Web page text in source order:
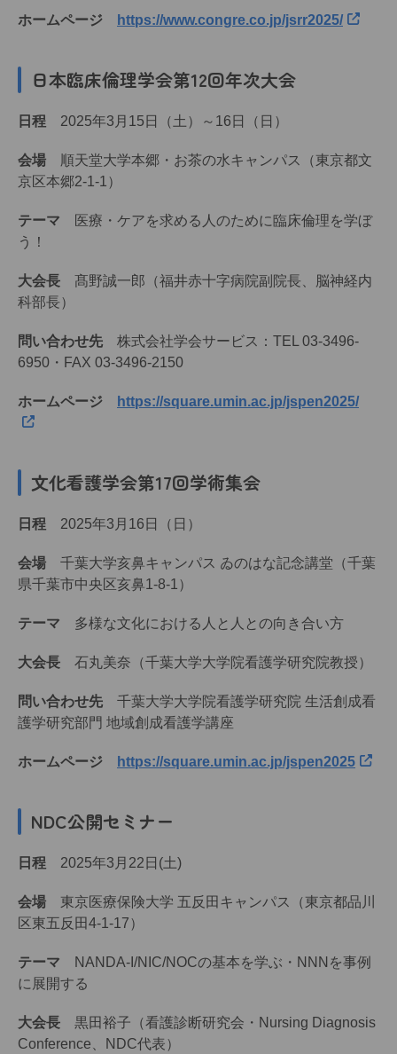
ホームページ https://www.congre.co.jp/jsrr2025/
日本臨床倫理学会第12回年次大会
日程 2025年3月15日（土）～16日（日）
会場 順天堂大学本郷・お茶の水キャンパス（東京都文
京区本郷2-1-1）
テーマ 医療・ケアを求める人のために臨床倫理を学ぼ
う！
大会長 髙野誠一郎（福井赤十字病院副院長、脳神経内
科部長）
問い合わせ先 株式会社学会サービス：TEL 03-3496-
6950・FAX 03-3496-2150
ホームページ https://square.umin.ac.jp/jspen2025/
文化看護学会第17回学術集会
日程 2025年3月16日（日）
会場 千葉大学亥鼻キャンパス ゐのはな記念講堂（千葉
県千葉市中央区亥鼻1-8-1）
テーマ 多様な文化における人と人との向き合い方
大会長 石丸美奈（千葉大学大学院看護学研究院教授）
問い合わせ先 千葉大学大学院看護学研究院 生活創成看
護学研究部門 地域創成看護学講座
ホームページ https://square.umin.ac.jp/jspen2025
NDC公開セミナー
日程 2025年3月22日(土)
会場 東京医療保険大学 五反田キャンパス（東京都品川
区東五反田4-1-17）
テーマ NANDA-I/NIC/NOCの基本を学ぶ・NNNを事例
に展開する
大会長 黒田裕子（看護診断研究会・Nursing Diagnosis
Conference、NDC代表）